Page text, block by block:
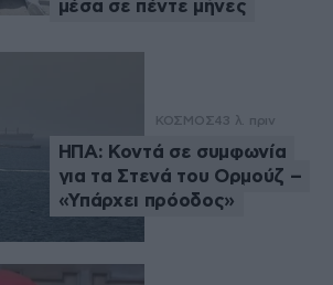
μέσα σε πέντε μήνες
ΚΟΣΜΟΣ43 λ. πριν
ΗΠΑ: Κοντά σε συμφωνία
για τα Στενά του Ορμούζ –
«Υπάρχει πρόοδος»